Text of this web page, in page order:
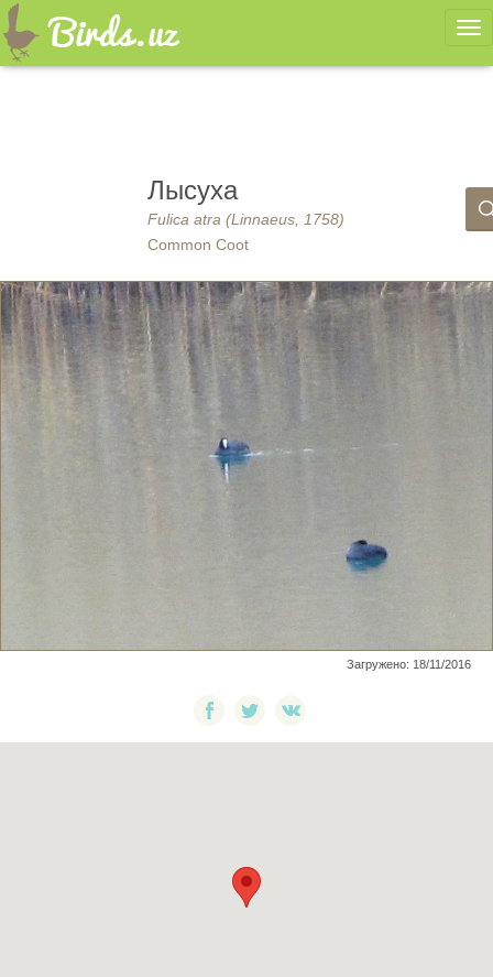
Лысуха
Fulica atra (Linnaeus, 1758)
Common Coot
Загружено: 18/11/2016